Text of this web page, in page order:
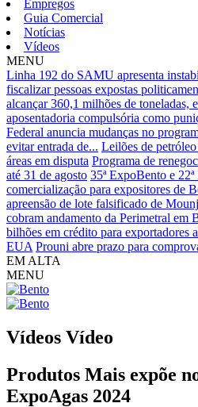
Empregos
Guia Comercial
Notícias
Vídeos
MENU
Linha 192 do SAMU apresenta
fiscalizar pessoas expostas
alcançar 360,1 milhões de toneladas,
aposentadoria compulsória como
Federal anuncia mudanças no
evitar entrada de... Leilões de
áreas em disputa Programa de
até 31 de agosto 35ª ExpoBento e
comercialização para expositores de
apreensão de lote falsificado de
cobram andamento da Perimetral em
bilhões em crédito para exportadores
EUA Prouni abre prazo para
EM ALTA
MENU
Vídeos Vídeo
Produtos Mais expõe
ExpoAgas 2024